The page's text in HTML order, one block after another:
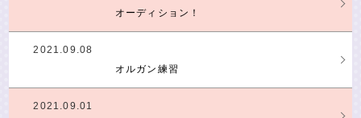
オーディション！
2021.09.08
オルガン練習
2021.09.01